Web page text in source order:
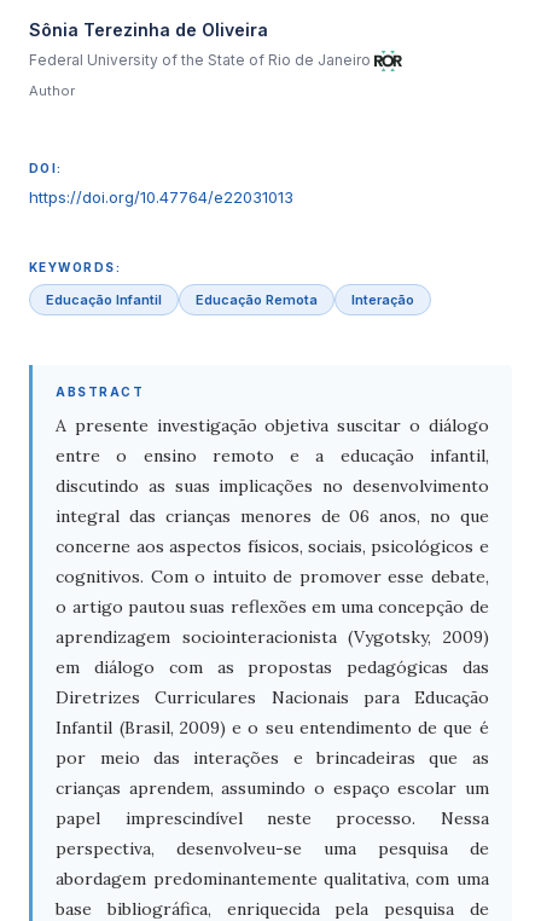
Sônia Terezinha de Oliveira
Federal University of the State of Rio de Janeiro
Author
DOI:
https://doi.org/10.47764/e22031013
KEYWORDS:
Educação Infantil Educação Remota Interação
ABSTRACT
A presente investigação objetiva suscitar o diálogo
entre o ensino remoto e a educação infantil,
discutindo as suas implicações no desenvolvimento
integral das crianças menores de 06 anos, no que
concerne aos aspectos físicos, sociais, psicológicos e
cognitivos. Com o intuito de promover esse debate,
o artigo pautou suas reflexões em uma concepção de
aprendizagem sociointeracionista (Vygotsky, 2009)
em diálogo com as propostas pedagógicas das
Diretrizes Curriculares Nacionais para Educação
Infantil (Brasil, 2009) e o seu entendimento de que é
por meio das interações e brincadeiras que as
crianças aprendem, assumindo o espaço escolar um
papel imprescindível neste processo. Nessa
perspectiva, desenvolveu-se uma pesquisa de
abordagem predominantemente qualitativa, com uma
base bibliográfica, enriquecida pela pesquisa de